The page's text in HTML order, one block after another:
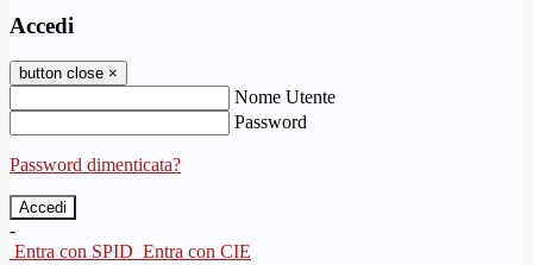
Accedi
button close ×
Nome Utente
Password
Password dimenticata?
-
Entra con SPID Entra con CIE